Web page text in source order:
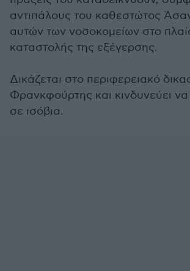
αντιπάλους του καθεστώτος
αυτών των νοσοκομείων στο
καταστολής της εξέγερσης.
Δικάζεται στο περιφερειακό
Φρανκφούρτης και κινδυνεύει να
σε ισόβια.